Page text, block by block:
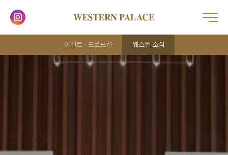
이벤트 · 프로모션 웨스턴 소식